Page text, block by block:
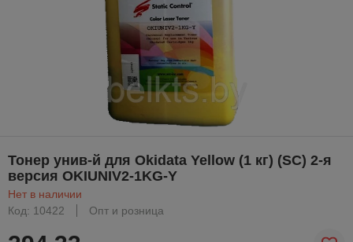
Тонер унив-й для Okidata Yellow (1 кг) (SC) 2-я
версия OKIUNIV2-1KG-Y
Нет в наличии
Код: 10422
Опт и розница